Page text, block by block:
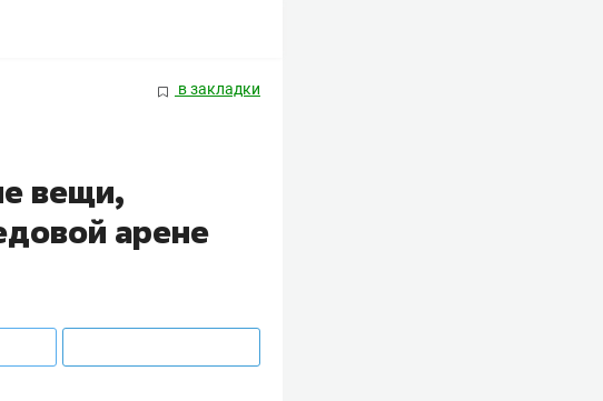
в закладки
вещи,
арене